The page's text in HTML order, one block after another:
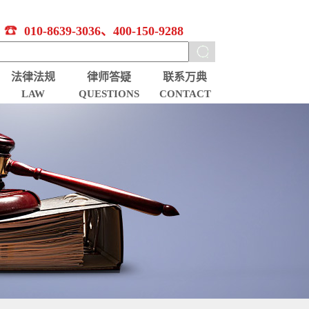
010-8639-3036、400-150-9288
法律法规
LAW
律师答疑
QUESTIONS
联系万典
CONTACT